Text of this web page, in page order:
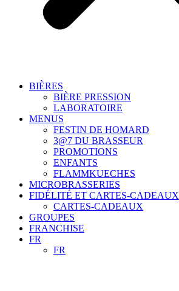
BIÈRES
BIÈRE PRESSION
LABORATOIRE
MENUS
FESTIN DE HOMARD
3@7 DU BRASSEUR
PROMOTIONS
ENFANTS
FLAMMKUECHES
MICROBRASSERIES
FIDÉLITÉ ET CARTES-CADEAUX
CARTES-CADEAUX
GROUPES
FRANCHISE
FR
FR